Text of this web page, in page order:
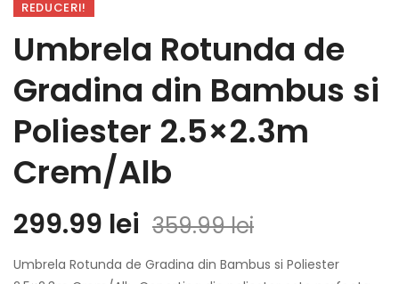
REDUCERI!
Umbrela Rotunda de
Gradina din Bambus si
Poliester 2.5×2.3m
Crem/Alb
359.99lei
299.99 lei
Umbrela Rotunda de Gradina din Bambus si Poliester